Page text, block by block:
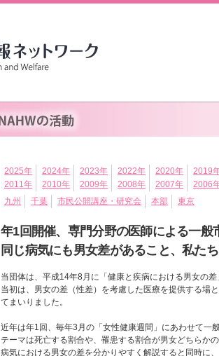
2025年 2024年 2023年 2022年 2020年 2019
2011年
2010年 2009年 2008年 2007年 2006
九州
千葉 市民公開講座・研究会 本部 東京
年1回開催、専門分野の医師による一般
同じ病気にも男女差があること、私た
当団体は、平成14年8月に「健康と疾病における男女の
当初は、男女の差（性差）を考慮した医療を提供する場
てまいりました。
近年は年1回、毎年3月の「女性健康週間」にあわせて一
テーマは死亡する割合や、罹患する割合が男女どちらか
病気における男女の差を分かりやすく解説すると同時に